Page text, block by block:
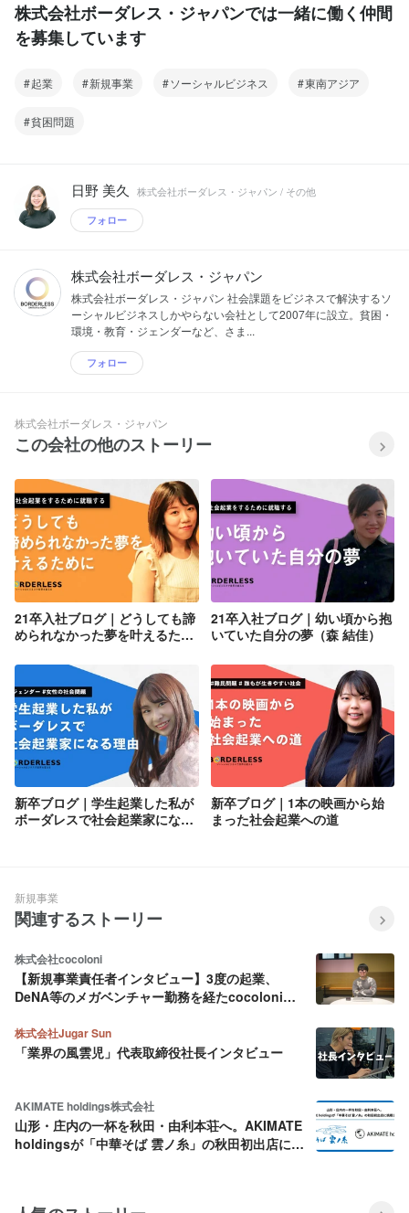
株式会社ボーダレス・ジャパンでは一緒に働く仲間
を募集しています
起業 新規事業 ソーシャルビジネス 東南アジア
貧困問題
日野 美久 株式会社ボーダレス・ジャパン / その他
フォロー
株式会社ボーダレス・ジャパン
株式会社ボーダレス・ジャパン 社会課題をビジネスで解決するソ
ーシャルビジネスしかやらない会社として2007年に設立。貧困・
環境・教育・ジェンダーなど、さま...
フォロー
株式会社ボーダレス・ジャパン
この会社の他のストーリー
21卒入社ブログ｜どうしても諦
められなかった夢を叶えるため
21卒入社ブログ｜幼い頃から抱
いていた自分の夢（森 結佳）
新卒ブログ｜学生起業した私が
ボーダレスで社会起業家になる
新卒ブログ｜1本の映画から始
まった社会起業への道
新規事業
関連するストーリー
株式会社cocoloni
【新規事業責任者インタビュー】3度の起業、
DeNA等のメガベンチャー勤務を経たcocoloni新
ち上げる理由。
株式会社Jugar Sun
「業界の風雲児」代表取締役社長インタビュー
AKIMATE holdings株式会社
山形・庄内の一杯を秋田・由利本荘へ。AKIMATE
holdingsが「中華そば 雲ノ糸」の秋田初出店に挑